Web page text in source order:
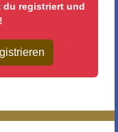
du registriert und